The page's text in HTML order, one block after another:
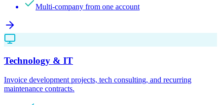
Multi-company from one account
Technology & IT
Invoice development projects, tech consulting, and recurring
maintenance contracts.